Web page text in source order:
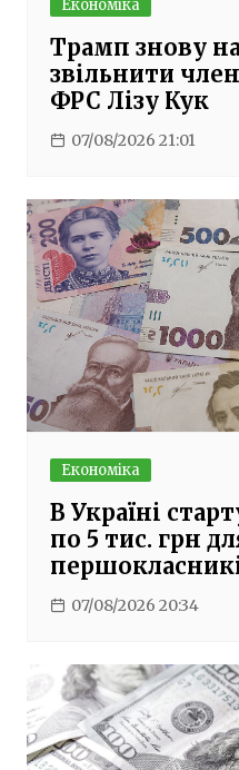
Економіка
Трамп знову
звільнити
ФРС Лізу Кук
07/08/2026 21:01
Економіка
В Україні
по 5 тис. грн
07/08/2026 20:34